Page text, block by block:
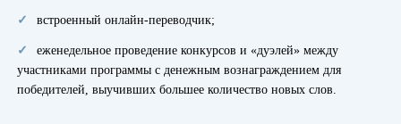
встроенный онлайн-переводчик;
еженедельное проведение конкурсов и «дуэлей» между
участниками программы с денежным вознаграждением для
победителей, выучивших большее количество новых слов.